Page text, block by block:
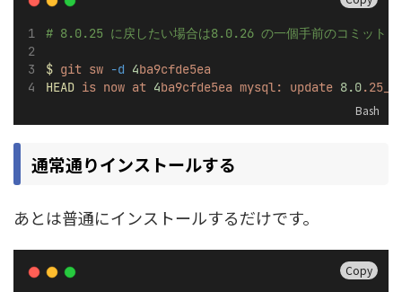
# 8.0.25 に戻したい場合は8.0.26 の一個手前のコミット
$ git sw -d 4ba9cfde5ea
HEAD is now at 4ba9cfde5ea mysql: update 8.0.25_1
Bash
通常通りインストールする
あとは普通にインストールするだけです。
Copy